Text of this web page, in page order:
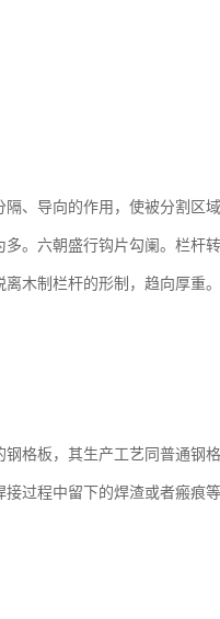
、导向的作用，使被分割区
。六朝盛行钩片勾阑。栏杆
木制栏杆的形制，趋向厚重
格板，其生产工艺同普通钢
过程中留下的焊渣或者瘢痕